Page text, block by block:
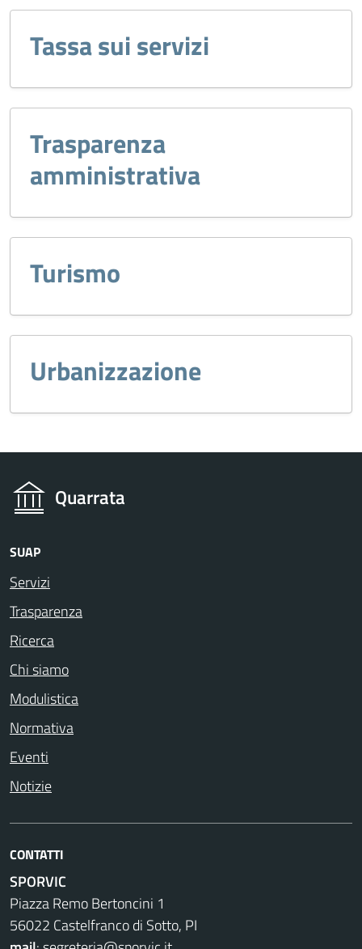
Tassa sui servizi
Trasparenza
amministrativa
Turismo
Urbanizzazione
Quarrata
SUAP
Servizi
Trasparenza
Ricerca
Chi siamo
Modulistica
Normativa
Eventi
Notizie
CONTATTI
SPORVIC
Piazza Remo Bertoncini 1
56022 Castelfranco di Sotto, PI